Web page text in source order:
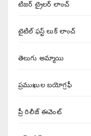
టిజర్ ట్రైలర్ లాంచ్
టైటిల్ ఫస్ట్ లుక్ లాంచ్
తెలుగు అమ్మాయి
ప్రముఖుల బయోగ్రఫీ
ప్రీ రిలీజ్ ఈవెంట్